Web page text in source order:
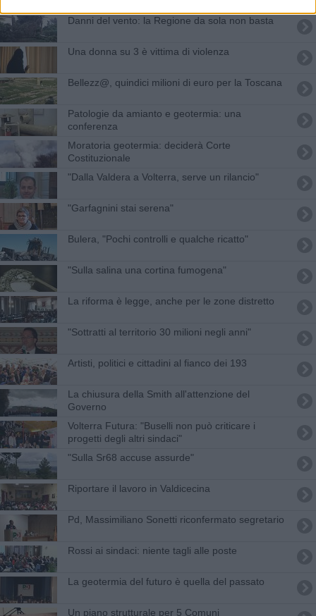
Danni del vento: la Regione da sola non basta
Una donna su 3 è vittima di violenza
Bellezz@, quindici milioni di euro per la Toscana
Patologie da amianto e geotermia: una
conferenza
Moratoria geotermia: deciderà Corte
Costituzionale
"Dalla Valdera a Volterra, serve un rilancio"
"Garfagnini stai serena"
Bulera, "Pochi controlli e qualche ricatto"
"Sulla salina una cortina fumogena"
La riforma è legge, anche per le zone distretto
"Sottratti al territorio 30 milioni negli anni"
Artisti, politici e cittadini al fianco dei 193
La chiusura della Smith all'attenzione del
Governo
Volterra Futura: "Buselli non può criticare i
progetti degli altri sindaci"
"Sulla Sr68 accuse assurde"
Riportare il lavoro in Valdicecina
Pd, Massimiliano Sonetti riconfermato segretario
Rossi ai sindaci: niente tagli alle poste
La geotermia del futuro è quella del passato
Un piano strutturale per 5 Comuni